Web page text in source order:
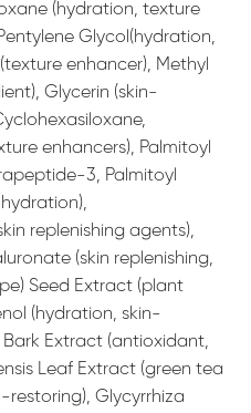
(hydration, texture
Glycol(hydration,
enhancer), Methyl
Glycerin (skin-
enhancers), Palmitoyl
3, Palmitoyl
replenishing agents),
(skin replenishing,
Seed Extract (plant
(hydration, skin-
Bark Extract (antioxidant,
Leaf Extract (green tea
restoring), Glycyrrhiza